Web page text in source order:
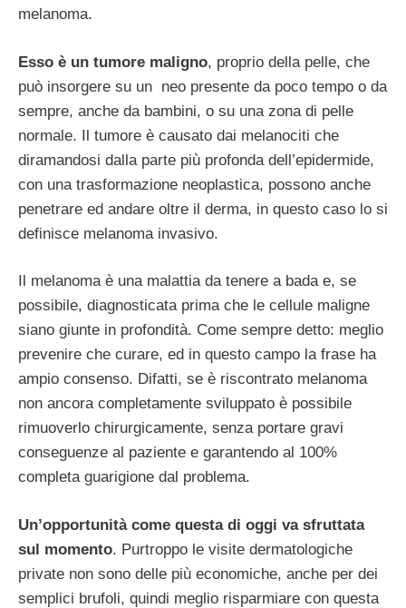
melanoma.
Esso è un tumore maligno, proprio della pelle, che
può insorgere su un neo presente da poco tempo o da
sempre, anche da bambini, o su una zona di pelle
normale. Il tumore è causato dai melanociti che
diramandosi dalla parte più profonda dell’epidermide,
con una trasformazione neoplastica, possono anche
penetrare ed andare oltre il derma, in questo caso lo si
definisce melanoma invasivo.
Il melanoma è una malattia da tenere a bada e, se
possibile, diagnosticata prima che le cellule maligne
siano giunte in profondità. Come sempre detto: meglio
prevenire che curare, ed in questo campo la frase ha
ampio consenso. Difatti, se è riscontrato melanoma
non ancora completamente sviluppato è possibile
rimuoverlo chirurgicamente, senza portare gravi
conseguenze al paziente e garantendo al 100%
completa guarigione dal problema.
Un’opportunità come questa di oggi va sfruttata
sul momento. Purtroppo le visite dermatologiche
private non sono delle più economiche, anche per dei
semplici brufoli, quindi meglio risparmiare con questa